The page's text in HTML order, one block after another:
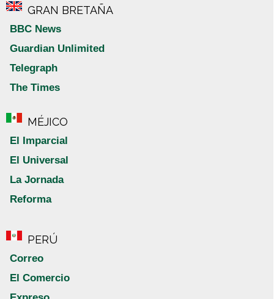
GRAN BRETAÑA
BBC News
Guardian Unlimited
Telegraph
The Times
MÉJICO
El Imparcial
El Universal
La Jornada
Reforma
PERÚ
Correo
El Comercio